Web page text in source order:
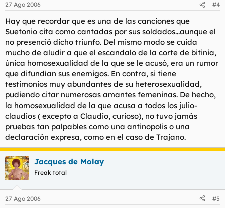
27 Ago 2006 #4
Hay que recordar que es una de las canciones que
Suetonio cita como cantadas por sus soldados...aunque el
no presenció dicho triunfo. Del mismo modo se cuida
mucho de aludir a que el escandalo de la corte de bitinia,
única homosexualidad de la que se le acusó, era un rumor
que difundían sus enemigos. En contra, si tiene
testimonios muy abundantes de su heterosexualidad,
pudiendo citar numerosas amantes femeninas. De hecho,
la homosexualidad de la que acusa a todos los julio-
claudios ( excepto a Claudio, curioso), no tuvo jamás
pruebas tan palpables como una antinopolis o una
declaración expresa, como en el caso de Trajano.
Jacques de Molay
Freak total
27 Ago 2006 #5